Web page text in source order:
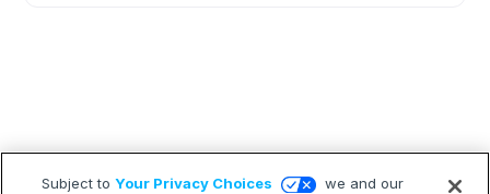
Subject toYour Privacy Choices
we and our